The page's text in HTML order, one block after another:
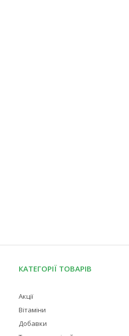
КАТЕГОРІЇ ТОВАРІВ
Акції
Вітаміни
Добавки